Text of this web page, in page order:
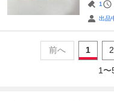
1
出品
前へ 1 2
1 〜